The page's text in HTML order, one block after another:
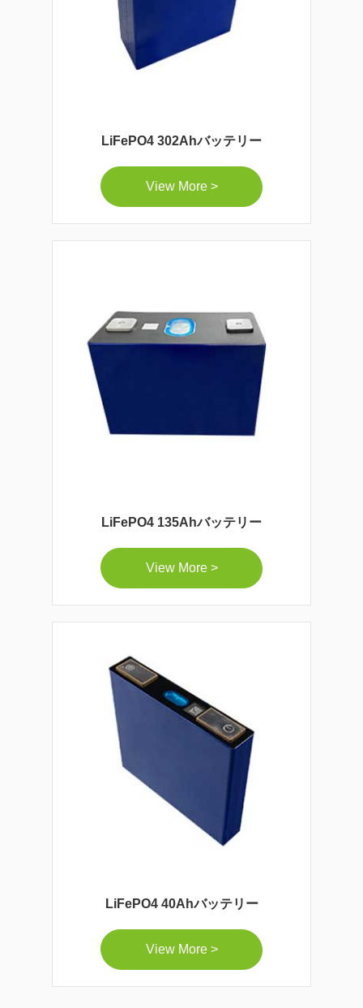
LiFePO4 302Ahバッテリー
View More >
LiFePO4 135Ahバッテリー
View More >
LiFePO4 40Ahバッテリー
View More >